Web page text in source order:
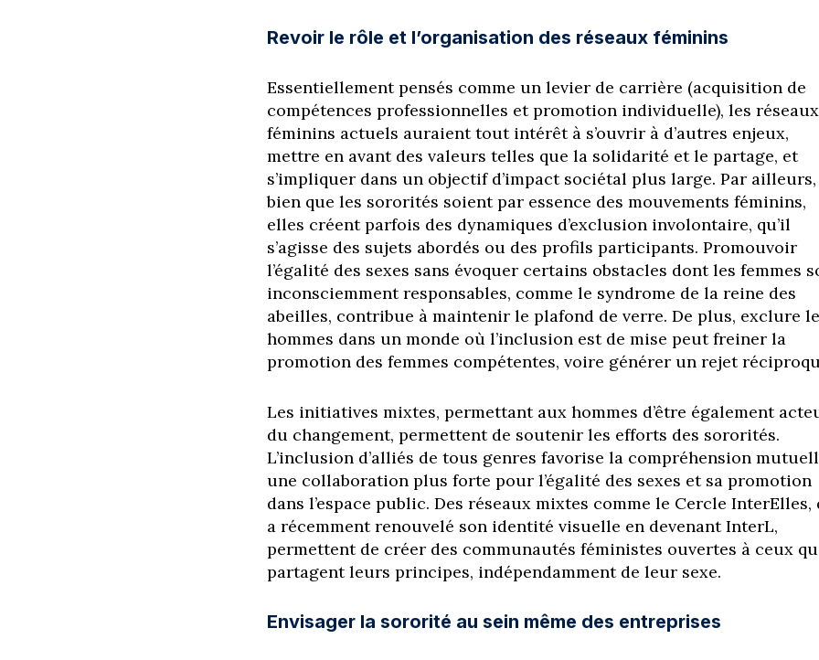
Revoir le rôle et l’organisation des réseaux féminins
Essentiellement pensés comme un levier de carrière (acquisition de
compétences professionnelles et promotion individuelle), les réseaux
féminins actuels auraient tout intérêt à s’ouvrir à d’autres enjeux,
mettre en avant des valeurs telles que la solidarité et le partage, et
s’impliquer dans un objectif d’impact sociétal plus large. Par ailleurs,
bien que les sororités soient par essence des mouvements féminins,
elles créent parfois des dynamiques d’exclusion involontaire, qu’il
s’agisse des sujets abordés ou des profils participants. Promouvoir
l’égalité des sexes sans évoquer certains obstacles dont les femmes
inconsciemment responsables, comme le syndrome de la reine des
abeilles, contribue à maintenir le plafond de verre. De plus, exclure
hommes dans un monde où l’inclusion est de mise peut freiner la
promotion des femmes compétentes, voire générer un rejet
Les initiatives mixtes, permettant aux hommes d’être également
du changement, permettent de soutenir les efforts des sororités.
L’inclusion d’alliés de tous genres favorise la compréhension
une collaboration plus forte pour l’égalité des sexes et sa promotion
dans l’espace public. Des réseaux mixtes comme le Cercle InterElles,
a récemment renouvelé son identité visuelle en devenant InterL,
permettent de créer des communautés féministes ouvertes à ceux
partagent leurs principes, indépendamment de leur sexe.
Envisager la sororité au sein même des entreprises